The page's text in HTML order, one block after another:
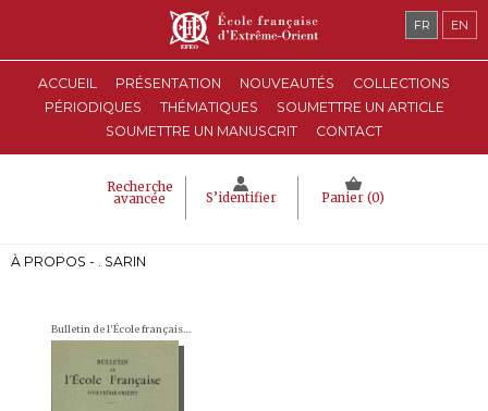
ACCUEIL PRÉSENTATION NOUVEAUTÉS
COLLECTIONS
PÉRIODIQUES
THÉMATIQUES
SOUMETTRE UN ARTICLE
SOUMETTRE UN MANUSCRIT
CONTACT
Recherche
avancée S’identifier Panier (0)
FR EN
À PROPOS - . SARIN
Bulletin de l'École française d'Extrême-Orient (BEFEO)